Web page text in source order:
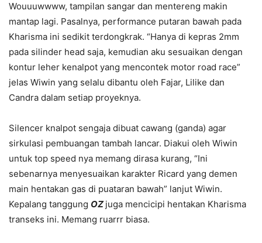
Wouuuwwww, tampilan sangar dan mentereng makin
mantap lagi. Pasalnya, performance putaran bawah pada
Kharisma ini sedikit terdongkrak. “Hanya di kepras 2mm
pada silinder head saja, kemudian aku sesuaikan dengan
kontur leher kenalpot yang mencontek motor road race”
jelas Wiwin yang selalu dibantu oleh Fajar, Lilike dan
Candra dalam setiap proyeknya.
Silencer knalpot sengaja dibuat cawang (ganda) agar
sirkulasi pembuangan tambah lancar. Diakui oleh Wiwin
untuk top speed nya memang dirasa kurang, “Ini
sebenarnya menyesuaikan karakter Ricard yang demen
main hentakan gas di puataran bawah” lanjut Wiwin.
Kepalang tanggung OZjuga mencicipi hentakan Kharisma
transeks ini. Memang ruarrr biasa.